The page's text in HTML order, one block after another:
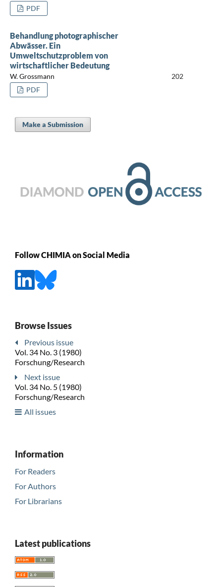
PDF
Behandlung photographischer
Abwässer. Ein
Umweltschutzproblem von
wirtschaftlicher Bedeutung
W. Grossmann
202
PDF
Make a Submission
Follow CHIMIA on Social Media
Browse Issues
Previous issue
Vol. 34 No. 3 (1980)
Forschung/Research
Next issue
Vol. 34 No. 5 (1980)
Forschung/Research
All issues
Information
For Readers
For Authors
For Librarians
Latest publications